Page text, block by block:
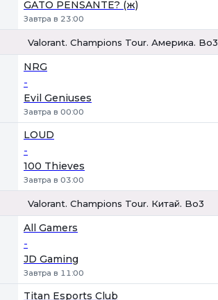
GATO PENSANTE? (ж)
Завтра в 23:00
Valorant. Champions Tour. Америка. Bo3
NRG
-
Evil Geniuses
Завтра в 00:00
LOUD
-
100 Thieves
Завтра в 03:00
Valorant. Champions Tour. Китай. Bo3
All Gamers
-
JD Gaming
Завтра в 11:00
Titan Esports Club